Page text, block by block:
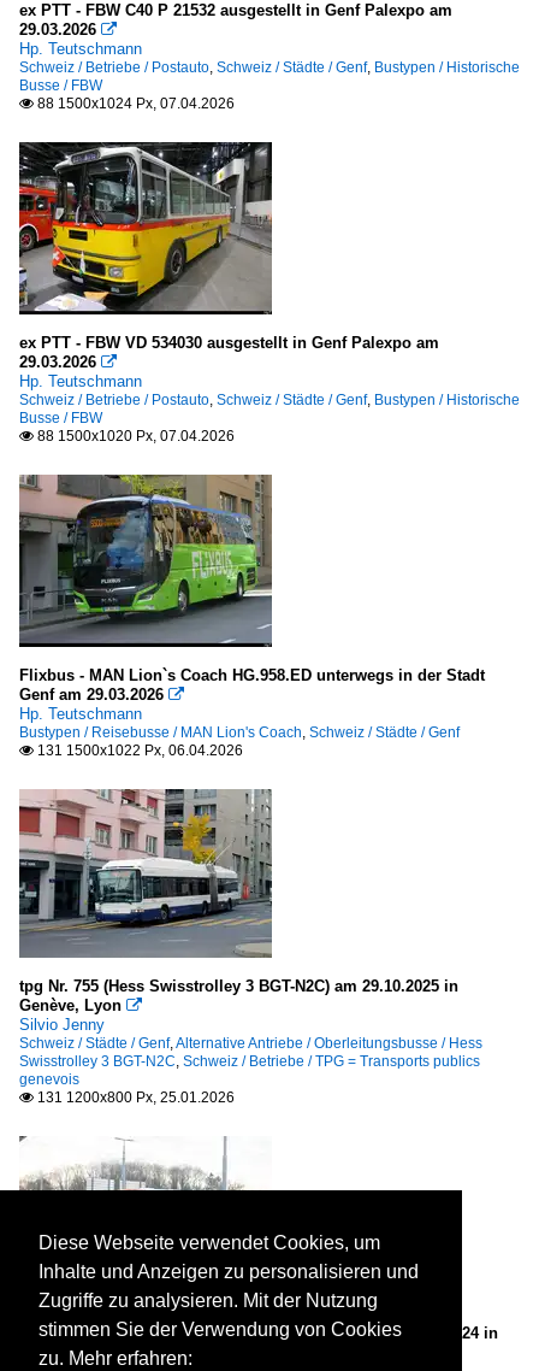
ex PTT - FBW C40 P 21532 ausgestellt in Genf Palexpo am
29.03.2026 
Hp. Teutschmann
Schweiz / Betriebe / Postauto, Schweiz / Städte / Genf, Bustypen / Historische
Busse / FBW
 88 1500x1024 Px, 07.04.2026
ex PTT - FBW VD 534030 ausgestellt in Genf Palexpo am
29.03.2026 
Hp. Teutschmann
Schweiz / Betriebe / Postauto, Schweiz / Städte / Genf, Bustypen / Historische
Busse / FBW
 88 1500x1020 Px, 07.04.2026
Flixbus - MAN Lion`s Coach HG.958.ED unterwegs in der Stadt
Genf am 29.03.2026 
Hp. Teutschmann
Bustypen / Reisebusse / MAN Lion's Coach, Schweiz / Städte / Genf
 131 1500x1022 Px, 06.04.2026
tpg Nr. 755 (Hess Swisstrolley 3 BGT-N2C) am 29.10.2025 in
Genève, Lyon 
Silvio Jenny
Schweiz / Städte / Genf,Alternative Antriebe / Oberleitungsbusse / Hess
Swisstrolley 3 BGT-N2C, Schweiz / Betriebe / TPG = Transports publics
genevois
 131 1200x800 Px, 25.01.2026
TPG/Globe Limo SA Nr. 2151 (Mercedes eCitaro) am 2.12.2024 in
Genève, Aéroport 
Diese Webseite verwendet Cookies, um
Inhalte und Anzeigen zu personalisieren und
Zugriffe zu analysieren. Mit der Nutzung
stimmen Sie der Verwendung von Cookies
zu. Mehr erfahren: